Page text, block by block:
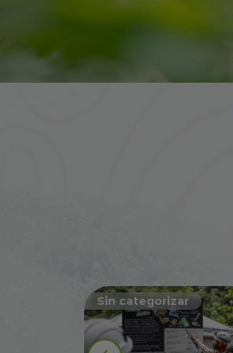
Sin categorizar